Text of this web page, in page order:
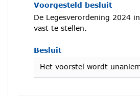
Voorgesteld besluit
De Legesverordening 2024
vast te stellen.
Besluit
Het voorstel wordt